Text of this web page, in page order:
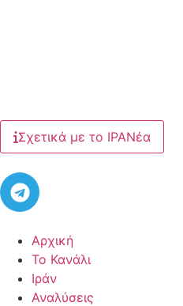
Σχετικά με το ΙΡΑΝέα
Αρχική
Το Κανάλι
Ιράν
Αναλύσεις